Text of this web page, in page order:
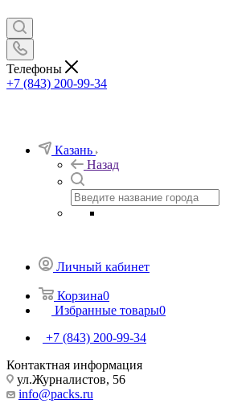
Телефоны
+7 (843) 200-99-34
Казань
Назад
Личный кабинет
Корзина0
Избранные товары0
+7 (843) 200-99-34
Контактная информация
ул.Журналистов, 56
info@packs.ru